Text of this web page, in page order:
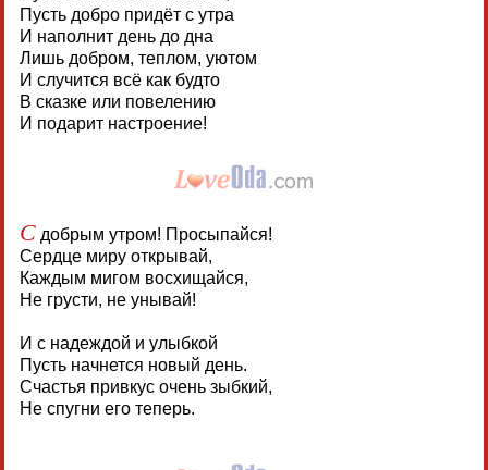
Пусть добро придёт с утра
И наполнит день до дна
Лишь добром, теплом, уютом
И случится всё как будто
В сказке или повелению
И подарит настроение!
Сдобрым утром! Просыпайся!
Сердце миру открывай,
Каждым мигом восхищайся,
Не грусти, не унывай!
И с надеждой и улыбкой
Пусть начнется новый день.
Счастья привкус очень зыбкий,
Не спугни его теперь.